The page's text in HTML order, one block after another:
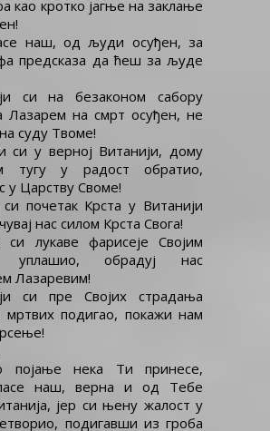
као кротко јагње на заклање
наш, од људи осуђен, за
предсказа да ћеш за људе
си на безаконом сабору
Лазарем на смрт осуђен, не
суду Твоме!
си у верној Витанији, дому
тугу у радост обратио,
у Царству Своме!
почетак Крста у Витанији
нас силом Крста Свога!
лукаве фарисеје Својим
уплашио, обрадуј нас
Лазаревим!
си пре Својих страдања
мртвих подигао, покажи нам
појање нека Ти принесе,
наш, верна и од Тебе
јер си њену жалост у
подигавши из гроба